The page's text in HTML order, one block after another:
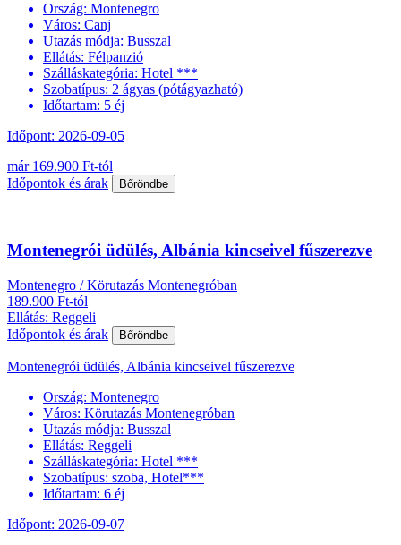
Ország: Montenegro
Város: Canj
Utazás módja: Busszal
Ellátás: Félpanzió
Szálláskategória: Hotel ***
Szobatípus: 2 ágyas (pótágyazható)
Időtartam: 5 éj
Időpont: 2026-09-05
már 169.900 Ft-tól
Időpontok és árak
Bőröndbe
Montenegrói üdülés, Albánia kincseivel fűszerezve
Montenegro / Körutazás Montenegróban
189.900 Ft-tól
Ellátás: Reggeli
Időpontok és árak
Bőröndbe
Montenegrói üdülés, Albánia kincseivel fűszerezve
Ország: Montenegro
Város: Körutazás Montenegróban
Utazás módja: Busszal
Ellátás: Reggeli
Szálláskategória: Hotel ***
Szobatípus: szoba, Hotel***
Időtartam: 6 éj
Időpont: 2026-09-07